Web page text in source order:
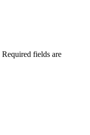
Required fields are